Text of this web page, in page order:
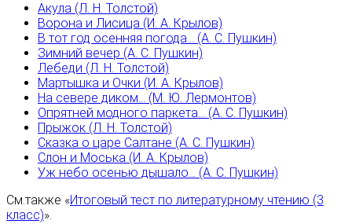
Акула (Л. Н. Толстой)
Ворона и Лисица (И. А. Крылов)
В тот год осенняя погода... (А. С. Пушкин)
Зимний вечер (А. С. Пушкин)
Лебеди (Л. Н. Толстой)
Мартышка и Очки (И. А. Крылов)
На севере диком... (М. Ю. Лермонтов)
Опрятней модного паркета... (А. С. Пушкин)
Прыжок (Л. Н. Толстой)
Сказка о царе Салтане (А. С. Пушкин)
Слон и Моська (И. А. Крылов)
Уж небо осенью дышало... (А. С. Пушкин)
См.также «Итоговый тест по литературному чтению (3
класс)».